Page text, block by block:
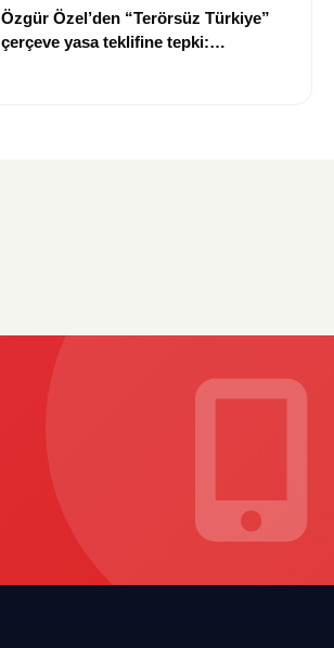
Özgür Özel’den “Terörsüz Türkiye”
çerçeve yasa teklifine tepki: